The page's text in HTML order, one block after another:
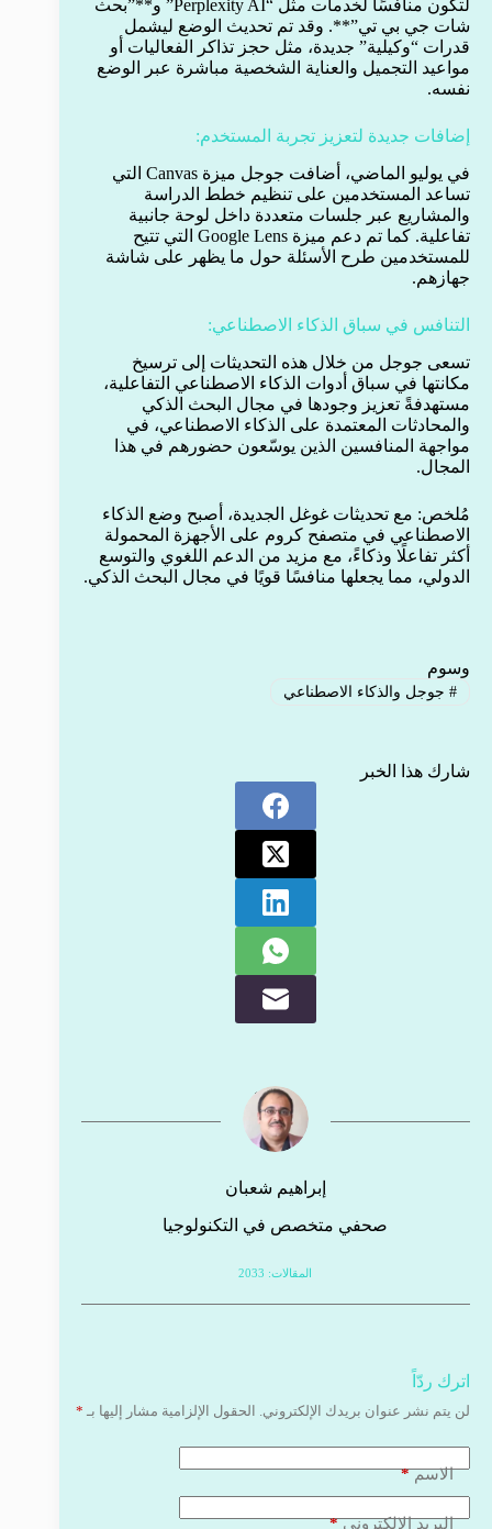
لتكون منافسًا لخدمات مثل “Perplexity AI” و**”بحث
شات جي بي تي”**. وقد تم تحديث الوضع ليشمل
قدرات “وكيلية” جديدة، مثل حجز تذاكر الفعاليات أو
مواعيد التجميل والعناية الشخصية مباشرة عبر الوضع
نفسه.
إضافات جديدة لتعزيز تجربة المستخدم:
في يوليو الماضي، أضافت جوجل ميزة Canvas التي
تساعد المستخدمين على تنظيم خطط الدراسة
والمشاريع عبر جلسات متعددة داخل لوحة جانبية
تفاعلية. كما تم دعم ميزة Google Lens التي تتيح
للمستخدمين طرح الأسئلة حول ما يظهر على شاشة
جهازهم.
التنافس في سباق الذكاء الاصطناعي:
تسعى جوجل من خلال هذه التحديثات إلى ترسيخ
مكانتها في سباق أدوات الذكاء الاصطناعي التفاعلية،
مستهدفةً تعزيز وجودها في مجال البحث الذكي
والمحادثات المعتمدة على الذكاء الاصطناعي، في
مواجهة المنافسين الذين يوسّعون حضورهم في هذا
المجال.
مُلخص: مع تحديثات غوغل الجديدة، أصبح وضع الذكاء
الاصطناعي في متصفح كروم على الأجهزة المحمولة
أكثر تفاعلًا وذكاءً، مع مزيد من الدعم اللغوي والتوسع
الدولي، مما يجعلها منافسًا قويًا في مجال البحث الذكي.
وسوم
#جوجل والذكاء الاصطناعي
شارك هذا الخبر
إبراهيم شعبان
صحفي متخصص في التكنولوجيا
المقالات: 2033
اترك ردّاً
لن يتم نشر عنوان بريدك الإلكتروني. الحقول الإلزامية مشار إليها بـ *
الاسم*
البريد الإلكتروني*